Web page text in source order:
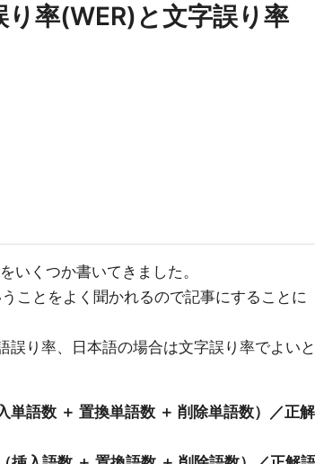
率(WER)と文字誤り率
くつか書いてきました。
ことをよく聞かれるので記事にすることに
誤り率、日本語の場合は文字誤り率でよいと
語数 ＋ 置換単語数 ＋ 削除単語数）／正解